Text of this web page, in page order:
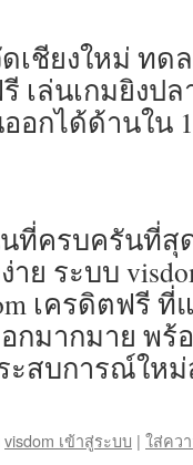
ชียงใหม่ ทดล
เล่นเกมยิงป
อกได้ด้านใน
ที่ครบครันที่สุ
ย ระบบ
เครดิตฟรี ที่
กมากมาย พ
ะสบการณ์ให
visdom เข้าสู่ระบบ | ใส่คว